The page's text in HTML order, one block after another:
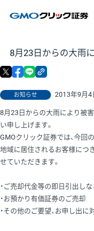
8月23日からの大雨
お知らせ 2013年9月4
X facebook
8月23日からの大雨により被
い申し上げます。
GMOクリック証券では、今回
地域に居住されるお客様につ
せていただきます。
・ご売却代金等の即日引出し
・お預かり有価証券のご売却
・その他のご要望、お申し出